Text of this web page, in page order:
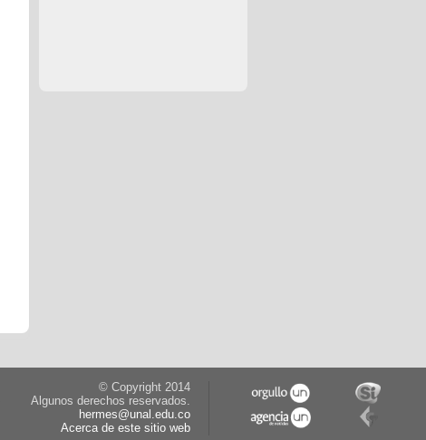
© Copyright 2014
Algunos derechos reservados.
hermes@unal.edu.co
Acerca de este sitio web